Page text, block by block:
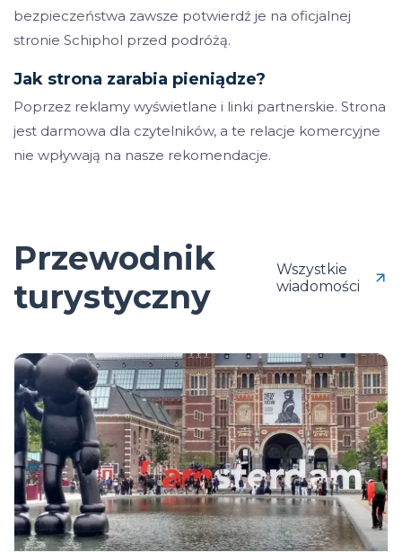
bezpieczeństwa zawsze potwierdź je na oficjalnej
stronie Schiphol przed podróżą.
Jak strona zarabia pieniądze?
Poprzez reklamy wyświetlane i linki partnerskie. Strona
jest darmowa dla czytelników, a te relacje komercyjne
nie wpływają na nasze rekomendacje.
Przewodnik
turystyczny
Wszystkie
wiadomości